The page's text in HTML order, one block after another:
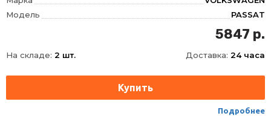
Модель
PASSAT
2005-2011
Сталь
Объем двигателя
2, 0 TDI
5847 р.
На складе: 2 шт. Доставка: 24 часа
Подробнее